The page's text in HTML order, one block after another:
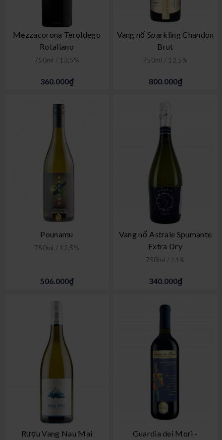
Mezzacorona Teroldego
Rotaliano
750ml / 13,5%
360.000₫
Vang nổ Sparkling Chandon
Brut
750ml / 12,5%
800.000₫
Pounamu
750ml / 12,5%
506.000₫
Vang nổ Astrale Spumante
Extra Dry
750ml / 11%
340.000₫
Rượu Vang Nau Mai
Guardia dei Mori -